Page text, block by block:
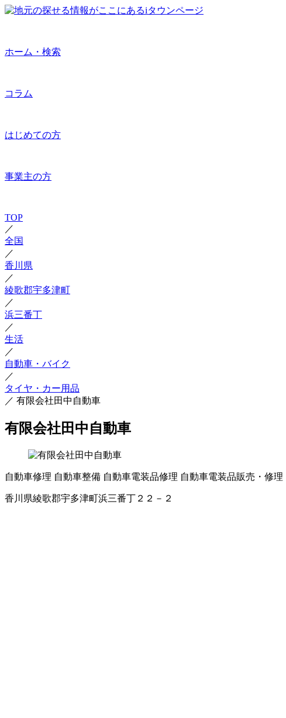
ホーム・検索
コラム
はじめての方
事業主の方
TOP
／
全国
／
香川県
／
綾歌郡宇多津町
／
浜三番丁
／
生活
／
自動車・バイク
／
タイヤ・カー用品
／ 有限会社田中自動車
有限会社田中自動車
自動車修理 自動車整備 自動車電装品修理 自動車電装品販売・修理
香川県綾歌郡宇多津町浜三番丁２２－２